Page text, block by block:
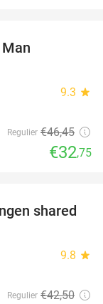
9.3 star
Regulier €46,45
€32,75
39%
shared
9.8 star
Regulier €42,50